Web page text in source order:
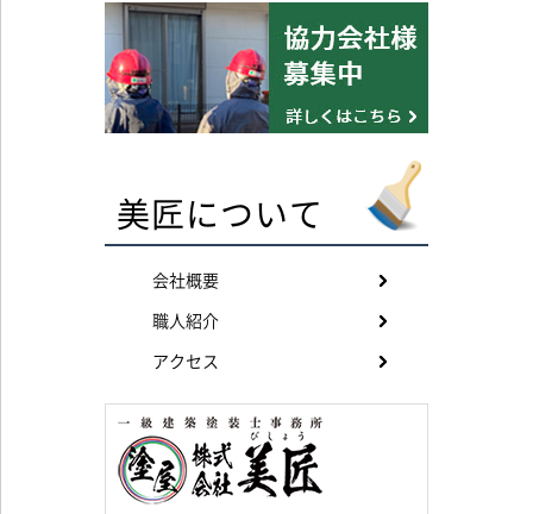
美匠について
会社概要
職人紹介
アクセス